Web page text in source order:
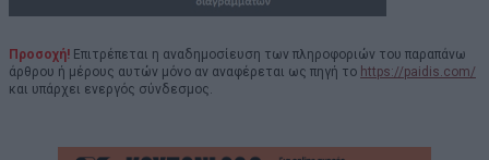
Προσοχή! Επιτρέπεται η αναδημοσίευση των πληροφοριών του παραπάνω
άρθρου ή μέρους αυτών μόνο αν αναφέρεται ως πηγή το https://paidis.com/
και υπάρχει ενεργός σύνδεσμος.